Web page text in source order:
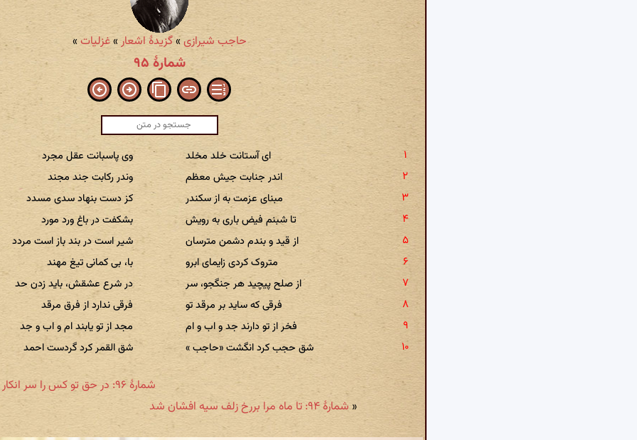
حاجب شیرازی»گزیدهٔ اشعار»غزلیات»
شمارهٔ ۹۵
ای آستانت خلد مخلد
وی پاسبانت عقل مجرد
اندر جنابت جیش معظم
وندر رکابت جند مجند
مبنای عزمت به از سکندر
کز دست بنهاد سدی مسدد
تا شبنم فیض باری به رویش
بشکفت در باغ ورد مورد
از قید و بندم دشمن مترسان
شیر است در بند باز است مردد
متروک کردی زایمای ابرو
با، بی کمانی تیغ مهند
از صلح پیچید هر جنگجو، سر
در شرع عشقش، باید زدن حد
فرقی که ساید بر مرقد تو
فرقی ندارد از فرق مرقد
فخر از تو دارند جد و اب و ام
مجد از تو یابند ام و اب و جد
شق حجب کرد انگشت «حاجب »
شق القمر کرد گردست احمد
شمارهٔ ۹۶: در حق تو کس را سر انکار نباشد
« شمارهٔ ۹۴: تا ماه مرا بررخ زلف سیه افشان شد